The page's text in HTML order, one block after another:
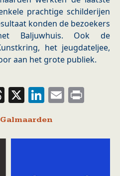
prachtige schilderijen
konden de bezoekers
Baljuwhuis. Ook de
het jeugdateljee,
aan het grote publiek.
Threads
X LinkedIn
Email
Galmaarden